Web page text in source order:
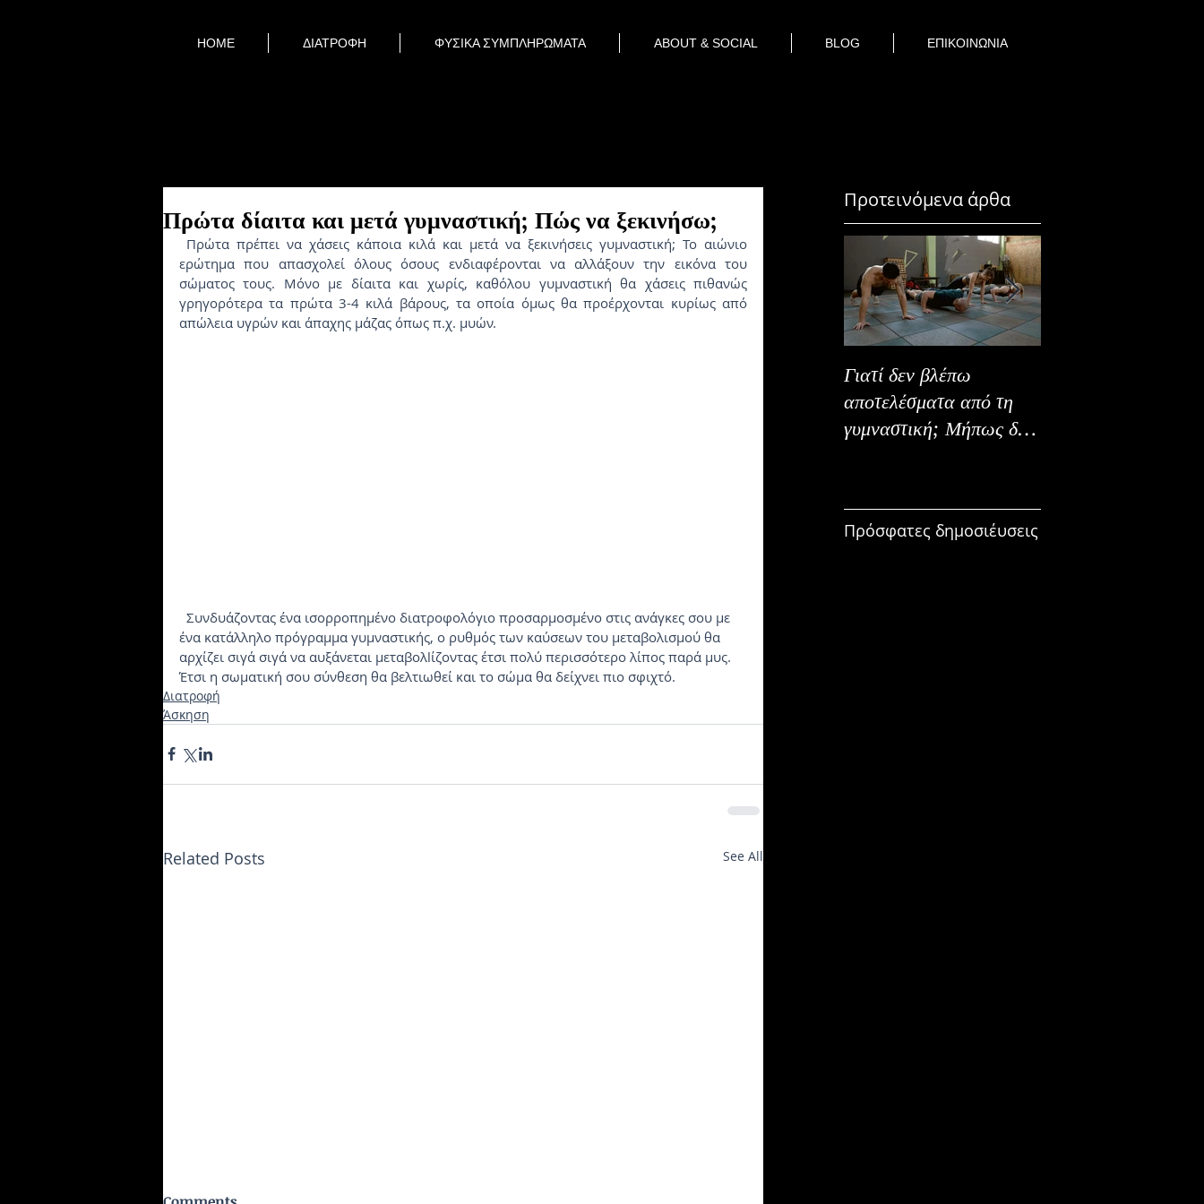
Πρώτα δίαιτα και μετά γυμναστική; Πώς να ξεκινήσω;
ερώτημα που απασχολεί όλους όσους ενδιαφέρονται να αλλάξουν την εικόνα του
σώματος τους. Μόνο με δίαιτα και χωρίς, καθόλου γυμναστική θα χάσεις πιθανώς
γρηγορότερα τα πρώτα 3-4 κιλά βάρους, τα οποία όμως θα προέρχονται κυρίως από
απώλεια υγρών και άπαχης μάζας όπως π.χ. μυών.
ένα κατάλληλο πρόγραμμα γυμναστικής, ο ρυθμός των καύσεων του μεταβολισμού θα
αρχίζει σιγά σιγά να αυξάνεται μεταβολlίζοντας έτσι πολύ περισσότερο λίπος παρά μυς.
Έτσι η σωματική σου σύνθεση θα βελτιωθεί και το σώμα θα δείχνει πιο σφιχτό.
Διατροφή
Άσκηση
Related Posts See All
Προτεινόμενα άρθα
Γιατί δεν βλέπω
αποτελέσματα από τη
γυμναστική; Μήπως δεν
Πρόσφατες δημοσιέυσεις
HOME ΔΙΑΤΡΟΦΗ ΦΥΣΙΚΑ ΣΥΜΠΛΗΡΩΜΑΤΑ ABOUT & SOCIAL BLOG ΕΠΙΚΟΙΝΩΝΙΑ